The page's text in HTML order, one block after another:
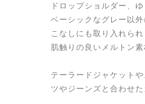
ドロップショルダー、
ベーシックなグレー以
こなしにも取り入れられ
肌触りの良いメルトン
テーラードジャケット
ツやジーンズと合わせ